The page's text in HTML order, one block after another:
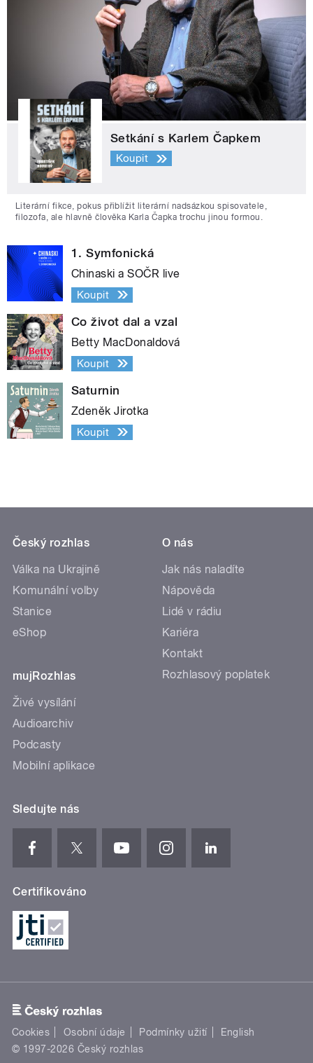
Setkání s Karlem Čapkem
Koupit
Literární fikce, pokus přiblížit literární nadsázkou spisovatele,
filozofa, ale hlavně člověka Karla Čapka trochu jinou formou.
1. Symfonická
Chinaski a SOČR live
Koupit
Co život dal a vzal
Betty MacDonaldová
Koupit
Saturnin
Zdeněk Jirotka
Koupit
Český rozhlas
Válka na Ukrajině
Komunální volby
Stanice
eShop
mujRozhlas
Živé vysílání
Audioarchiv
Podcasty
Mobilní aplikace
O nás
Jak nás naladíte
Nápověda
Lidé v rádiu
Kariéra
Kontakt
Rozhlasový poplatek
Sledujte nás
Certifikováno
Cookies Osobní údaje Podmínky užití
English
© 1997-2026 Český rozhlas